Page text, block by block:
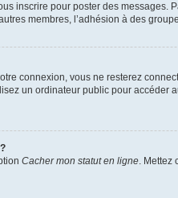
inscrire pour poster des
membres, l’adhésion à des
connexion, vous ne resterez
un ordinateur public pour
Cacher mon statut en ligne. Mettez